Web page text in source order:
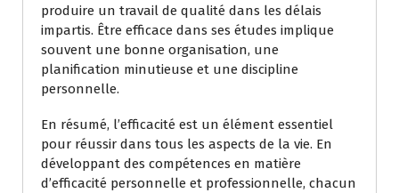
produire un travail de qualité dans les délais
impartis. Être efficace dans ses études implique
souvent une bonne organisation, une
planification minutieuse et une discipline
personnelle.
En résumé, l’efficacité est un élément essentiel
pour réussir dans tous les aspects de la vie. En
développant des compétences en matière
d’efficacité personnelle et professionnelle, chacun